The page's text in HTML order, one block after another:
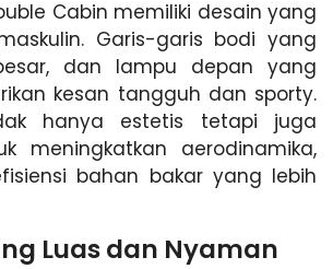
Cabin memiliki desain yang
Garis-garis bodi yang
dan lampu depan yang
kesan tangguh dan sporty.
hanya estetis tetapi juga
meningkatkan aerodinamika,
bahan bakar yang lebih
Luas dan Nyaman